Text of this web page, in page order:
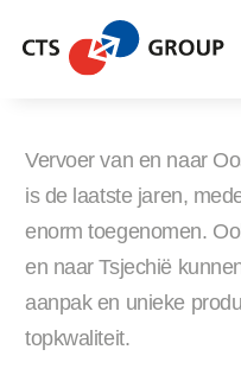
Distributie
Vervoer van en naar
is de laatste jaren,
enorm toegenomen.
en naar Tsjechië
aanpak en unieke
topkwaliteit.